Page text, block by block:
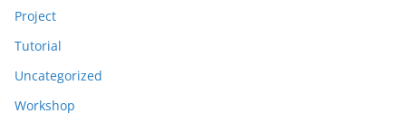
Project
Tutorial
Uncategorized
Workshop